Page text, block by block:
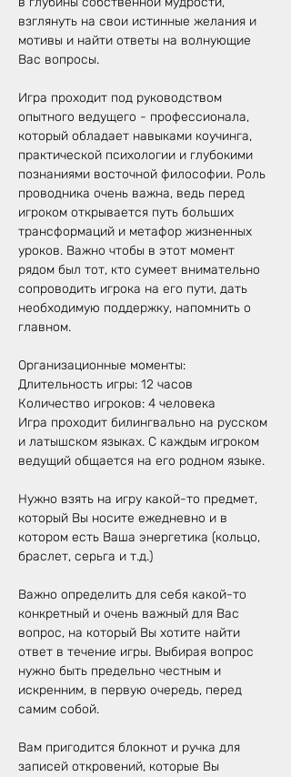
взглянуть на свои истинные желания и
мотивы и найти ответы на волнующие
Вас вопросы.
Игра проходит под руководством
опытного ведущего - профессионала,
который обладает навыками коучинга,
практической психологии и глубокими
познаниями восточной философии. Роль
проводника очень важна, ведь перед
игроком открывается путь больших
трансформаций и метафор жизненных
уроков. Важно чтобы в этот момент
рядом был тот, кто сумеет внимательно
сопроводить игрока на его пути, дать
необходимую поддержку, напомнить о
главном.
Организационные моменты:
Длительность игры: 12 часов
Количество игроков: 4 человека
Игра проходит билингвально на русском
и латышском языках. С каждым игроком
ведущий общается на его родном языке.
Нужно взять на игру какой-то предмет,
который Вы носите ежедневно и в
котором есть Ваша энергетика (кольцо,
браслет, серьга и т.д.)
Важно определить для себя какой-то
конкретный и очень важный для Вас
вопрос, на который Вы хотите найти
ответ в течение игры. Выбирая вопрос
нужно быть предельно честным и
искренним, в первую очередь, перед
самим собой.
Вам пригодится блокнот и ручка для
записей откровений, которые Вы